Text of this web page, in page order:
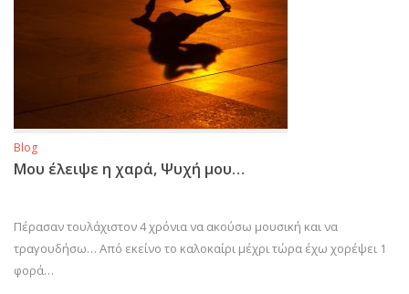
Blog
Μου έλειψε η χαρά, Ψυχή μου…
Πέρασαν τουλάχιστον 4 χρόνια να ακούσω μουσική και να
τραγουδήσω… Από εκείνο το καλοκαίρι μέχρι τώρα έχω χορέψει 1
φορά…